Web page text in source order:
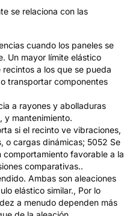
se relaciona con las
cuando los paneles se
Un mayor límite elástico
a los que se pueda
transportar componentes
a rayones y abolladuras
, y mantenimiento.
si el recinto ve vibraciones,
, o cargas dinámicas; 5052 Se
favorable a la
comparativas..
. Ambas son aleaciones
elástico similar., Por lo
a menudo dependen más